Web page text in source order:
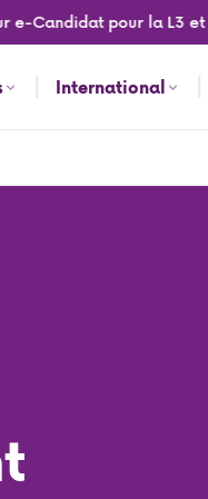
pour la L3 et
International